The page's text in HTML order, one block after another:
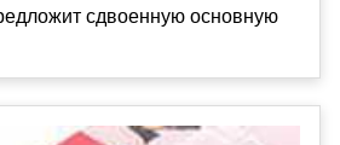
сдвоенную основную